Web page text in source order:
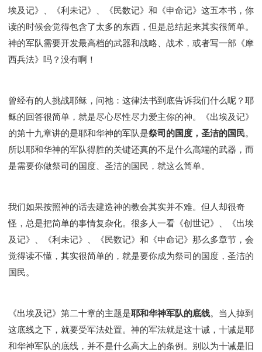
愚蠢系列
胜过撒但系列
得胜的性格
耶和华是我的牧者
谨慎系列
快乐地活着
恩典和真理系列
001B课程 - 解开迷思课程
001C课程 - 灵界故事
103课程 - 圣经学习中阶
201课程 - 从信徒到门徒
301课程 - 领袖实操课程
302课程 - 新人接待
308课程 - 牧养理论基础培训
Y131课程 - 主动学习
Y132课程 - 职业策划
Y133课程 - 活出丰盛
Y134课程 - 动手实验室
Y135课程 - 做人做事
研习会01 - 得胜教会的启示
研习会01 - 教会的牧养
研习会02 - 医治释放
研习会02 - 如何查圣经
研习会02 - 得着命定成为祝福
研习会02 - 得胜教会的启示
埃及记》、《利未记》、《民数记》和《申命记》这五本书，你
读的时候会觉得包含了太多的东西，但是总结起来其实很简单。
神的军队需要开发最高档的武器和战略、战术，或者写一部《摩
西兵法》吗？没有啊！
曾经有的人挑战耶稣，问祂：这律法书到底告诉我们什么呢？耶
稣的回答很简单，就是尽心尽性尽力爱主你的神。《出埃及记》
的第十九章讲的是耶和华神的军队是祭司的国度，圣洁的国民。
所以耶和华神的军队得胜的关键还真的不是什么高端的武器，而
是需要你做祭司的国度、圣洁的国民，就这么简单。
我们如果按照神的话去建造神的教会其实并不难。但人却很奇
怪，总是把简单的事情复杂化。很多人一看《创世记》、《出埃
及记》、《利未记》、《民数记》和《申命记》那么多章节，会
觉得读不懂，其实很简单的，就是要你成为祭司的国度，圣洁的
国民。
《出埃及记》第二十章的主题是耶和华神军队的底线。当人掉到
这底线之下，就要受军法处置。神的军法就是这十诫，十诫是耶
和华神军队的底线，并不是什么高大上的条例。别以为十诫是旧